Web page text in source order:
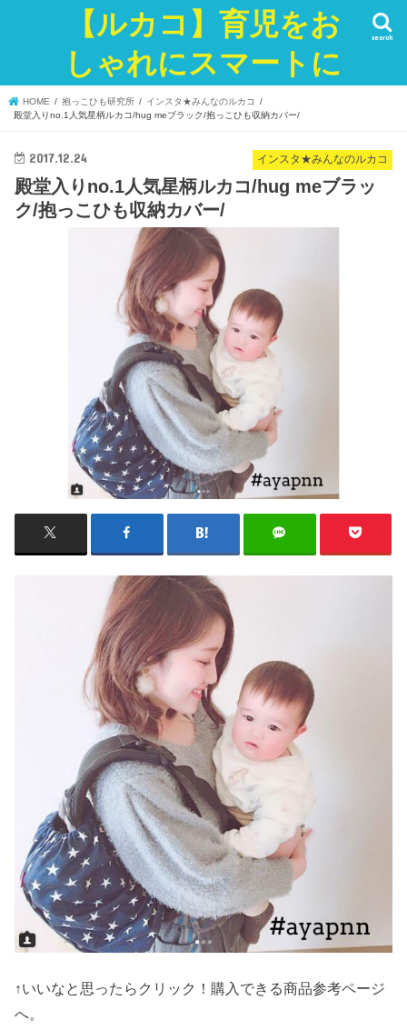
【ルカコ】育児をお
しゃれにスマートに
search
HOME 抱っこひも研究所
インスタ★みんなのルカコ
殿堂入りno.1人気星柄ルカコ/hug meブラック/抱っこひも収納カバー/
インスタ★みんなのルカコ
2017.12.24
殿堂入りno.1人気星柄ルカコ/hug meブラッ
ク/抱っこひも収納カバー/
↑いいなと思ったらクリック！購入できる商品参考ページ
へ。